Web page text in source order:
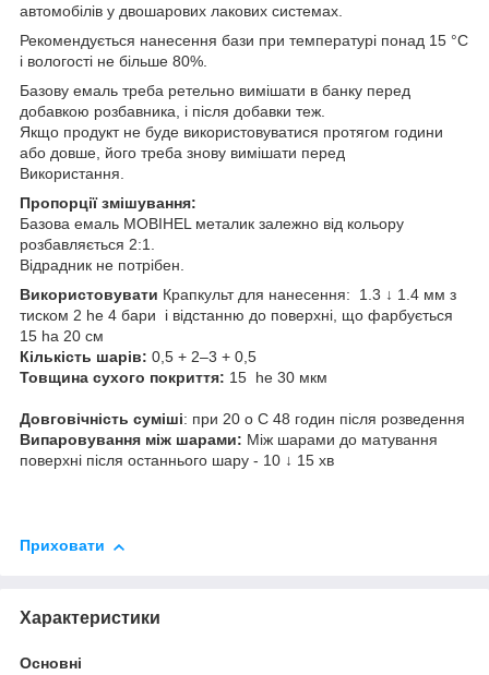
автомобілів у двошарових лакових системах.
Рекомендується нанесення бази при температурі понад 15 °C
і вологості не більше 80%.
Базову емаль треба ретельно вимішати в банку перед
добавкою розбавника, і після добавки теж.
Якщо продукт не буде використовуватися протягом години
або довше, його треба знову вимішати перед
Використання.
Пропорції змішування:
Базова емаль MOBIHEL металик залежно від кольору
розбавляється 2:1.
Відрадник не потрібен.
Використовувати Крапкульт для нанесення: 1.3 ↓ 1.4 мм з
тиском 2 he 4 бари і відстанню до поверхні, що фарбується
15 ha 20 см
Кількість шарів: 0,5 + 2–3 + 0,5
Товщина сухого покриття: 15 he 30 мкм
Довговічність суміші: при 20 o C 48 годин після розведення
Випаровування між шарами: Між шарами до матування
поверхні після останнього шару - 10 ↓ 15 хв
Приховати
Характеристики
Основні